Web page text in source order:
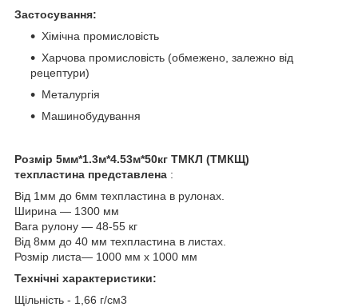
Застосування:
Хімічна промисловість
Харчова промисловість (обмежено, залежно від
рецептури)
Металургія
Машинобудування
Розмір 5мм*1.3м*4.53м*50кг ТМКЛ (ТМКЩ)
техпластина представлена :
Від 1мм до 6мм техпластина в рулонах.
Ширина ― 1300 мм
Вага рулону ― 48-55 кг
Від 8мм до 40 мм техпластина в листах.
Розмір листа― 1000 мм х 1000 мм
Технічні характеристики:
Щільність - 1,66 г/см3